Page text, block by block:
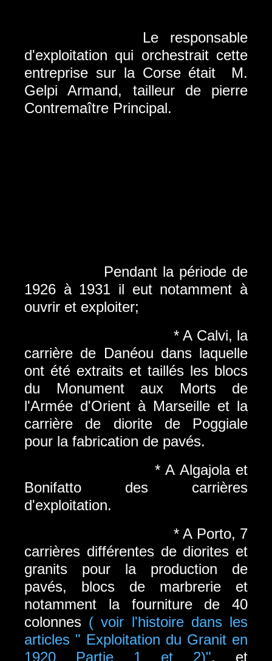
Le responsable
d'exploitation qui orchestrait cette
entreprise sur la Corse était M.
Gelpi Armand, tailleur de pierre
Contremaître Principal.
Pendant la période de
1926 à 1931 il eut notamment à
ouvrir et exploiter;
* A Calvi, la
carrière de Danéou dans laquelle
ont été extraits et taillés les blocs
du Monument aux Morts de
l'Armée d'Orient à Marseille et la
carrière de diorite de Poggiale
pour la fabrication de pavés.
* A Algajola et
Bonifatto des carrières
d'exploitation.
* A Porto, 7
carrières différentes de diorites et
granits pour la production de
pavés, blocs de marbrerie et
notamment la fourniture de 40
colonnes ( voir l'histoire dans les
articles " Exploitation du Granit en
1920 Partie 1 et 2)", et